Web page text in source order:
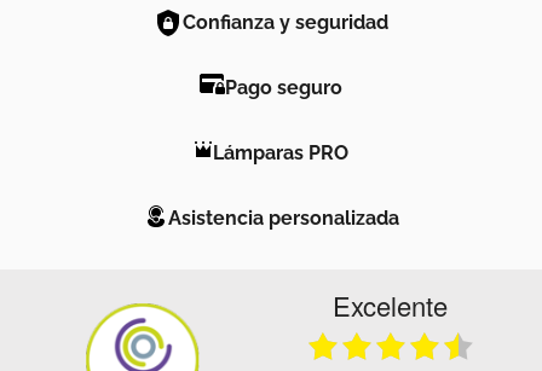
Confianza y seguridad
Pago seguro
Lámparas PRO
Asistencia personalizada
Excelente